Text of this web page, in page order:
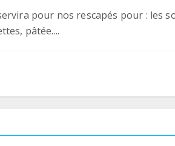
pour nos rescapés pour : les
pâtée....